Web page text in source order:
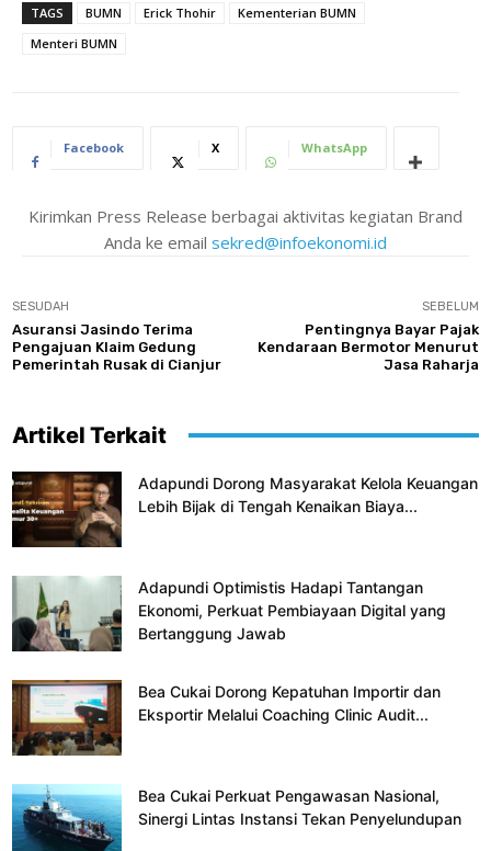
TAGS BUMN Erick Thohir
Kementerian BUMN
Menteri BUMN
Facebook X WhatsApp
Kirimkan Press Release berbagai aktivitas kegiatan Brand
Anda ke email sekred@infoekonomi.id
SESUDAH
Asuransi Jasindo Terima
Pengajuan Klaim Gedung
Pemerintah Rusak di Cianjur
SEBELUM
Pentingnya Bayar Pajak
Kendaraan Bermotor Menurut
Jasa Raharja
Artikel Terkait
Adapundi Dorong Masyarakat Kelola Keuangan
Lebih Bijak di Tengah Kenaikan Biaya...
Adapundi Optimistis Hadapi Tantangan
Ekonomi, Perkuat Pembiayaan Digital yang
Bertanggung Jawab
Bea Cukai Dorong Kepatuhan Importir dan
Eksportir Melalui Coaching Clinic Audit...
Bea Cukai Perkuat Pengawasan Nasional,
Sinergi Lintas Instansi Tekan Penyelundupan